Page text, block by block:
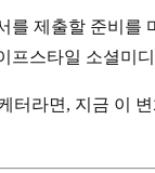
제출할 준비를
프스타일 소셜미
라면, 지금 이